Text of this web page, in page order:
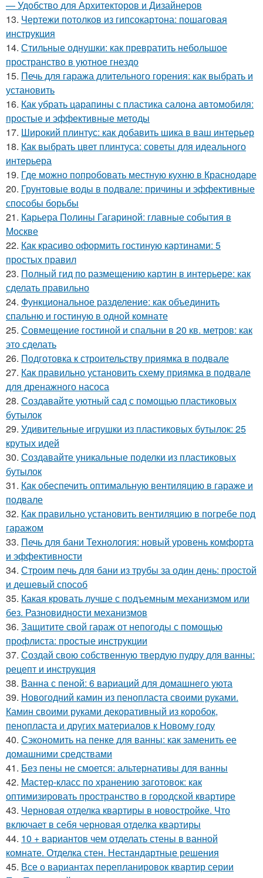
— Удобство для Архитекторов и Дизайнеров
13. Чертежи потолков из гипсокартона: пошаговая
инструкция
14. Стильные однушки: как превратить небольшое
пространство в уютное гнездо
15. Печь для гаража длительного горения: как выбрать и
установить
16. Как убрать царапины с пластика салона автомобиля:
простые и эффективные методы
17. Широкий плинтус: как добавить шика в ваш интерьер
18. Как выбрать цвет плинтуса: советы для идеального
интерьера
19. Где можно попробовать местную кухню в Краснодаре
20. Грунтовые воды в подвале: причины и эффективные
способы борьбы
21. Карьера Полины Гагариной: главные события в
Москве
22. Как красиво оформить гостиную картинами: 5
простых правил
23. Полный гид по размещению картин в интерьере: как
сделать правильно
24. Функциональное разделение: как объединить
спальню и гостиную в одной комнате
25. Совмещение гостиной и спальни в 20 кв. метров: как
это сделать
26. Подготовка к строительству приямка в подвале
27. Как правильно установить схему приямка в подвале
для дренажного насоса
28. Создавайте уютный сад с помощью пластиковых
бутылок
29. Удивительные игрушки из пластиковых бутылок: 25
крутых идей
30. Создавайте уникальные поделки из пластиковых
бутылок
31. Как обеспечить оптимальную вентиляцию в гараже и
подвале
32. Как правильно установить вентиляцию в погребе под
гаражом
33. Печь для бани Технология: новый уровень комфорта
и эффективности
34. Строим печь для бани из трубы за один день: простой
и дешевый способ
35. Какая кровать лучше с подъемным механизмом или
без. Разновидности механизмов
36. Защитите свой гараж от непогоды с помощью
профлиста: простые инструкции
37. Создай свою собственную твердую пудру для ванны:
рецепт и инструкция
38. Ванна с пеной: 6 вариаций для домашнего уюта
39. Новогодний камин из пенопласта своими руками.
Камин своими руками декоративный из коробок,
пенопласта и других материалов к Новому году
40. Сэкономить на пенке для ванны: как заменить ее
домашними средствами
41. Без пены не смоется: альтернативы для ванны
42. Мастер-класс по хранению заготовок: как
оптимизировать пространство в городской квартире
43. Черновая отделка квартиры в новостройке. Что
включает в себя черновая отделка квартиры
44. 10 + вариантов чем отделать стены в ванной
комнате. Отделка стен. Нестандартные решения
45. Все о вариантах перепланировок квартир серии